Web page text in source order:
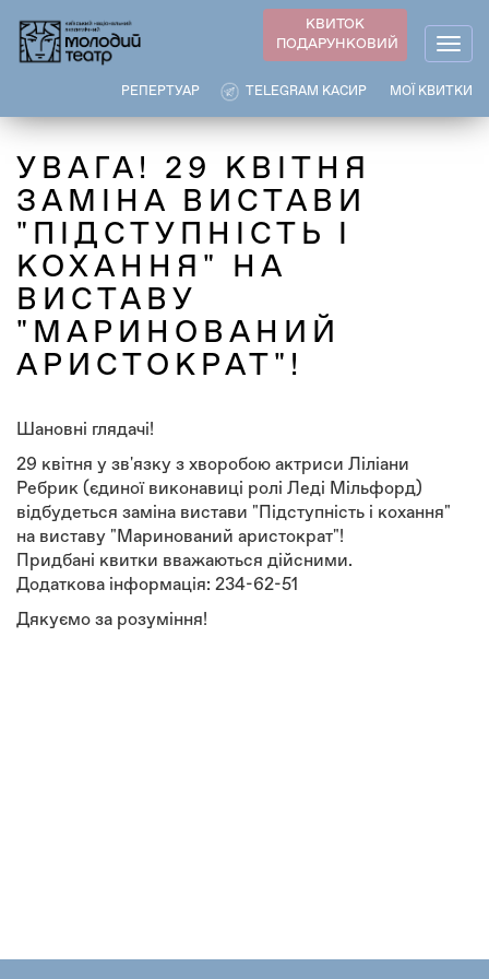
основного
КВИТОК
ПОДАРУНКОВИЙ
МОЇ КВИТКИ
TELEGRAM КАСИР
РЕПЕРТУАР
УВАГА! 29 КВІТНЯ
ЗАМІНА ВИСТАВИ
"ПІДСТУПНІСТЬ І
КОХАННЯ" НА
ВИСТАВУ
"МАРИНОВАНИЙ
АРИСТОКРАТ"!
Шановні глядачі!
29 квітня у зв'язку з хворобою актриси Ліліани
Ребрик (єдиної виконавиці ролі Леді Мільфорд)
відбудеться заміна вистави "Підступність і кохання"
на виставу "Маринований аристократ"!
Придбані квитки вважаються дійсними.
Додаткова інформація: 234-62-51
Дякуємо за розуміння!